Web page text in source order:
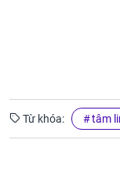
Từ khóa: tâm